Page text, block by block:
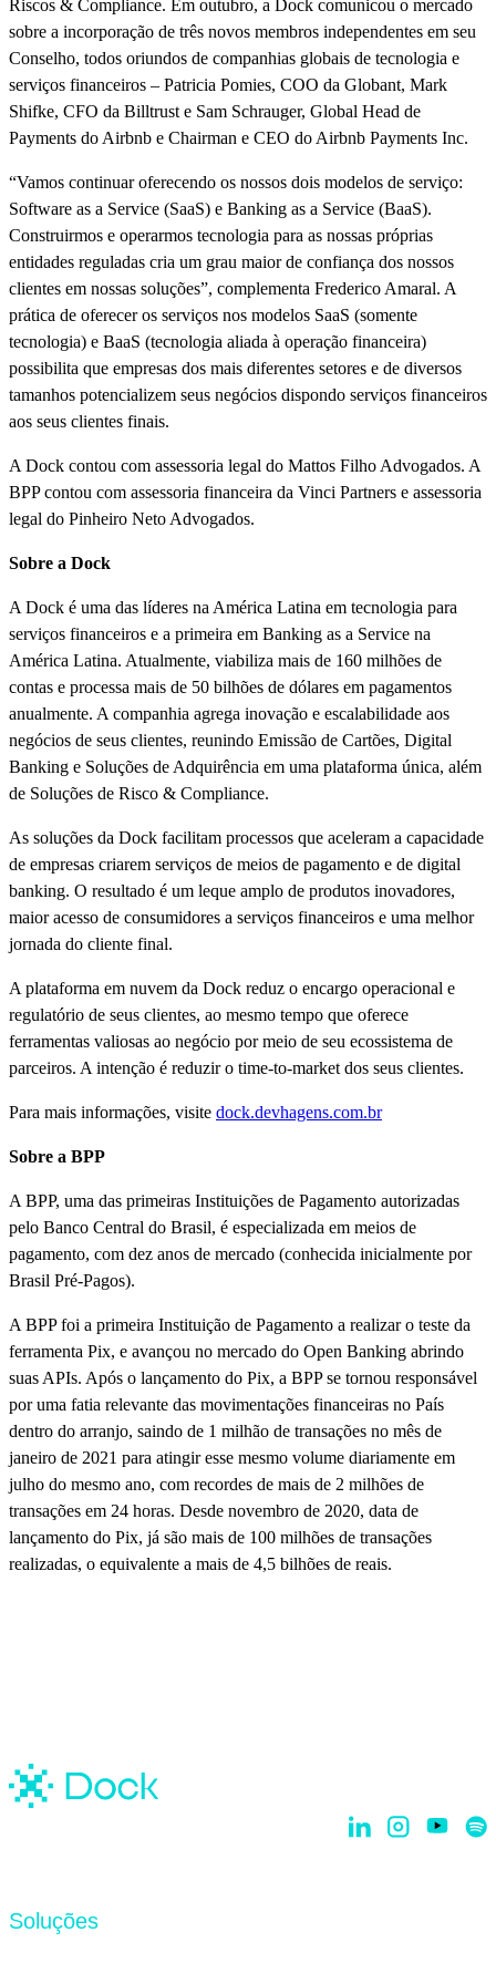
Riscos & Compliance. Em outubro, a Dock comunicou o mercado
sobre a incorporação de três novos membros independentes em seu
Conselho, todos oriundos de companhias globais de tecnologia e
serviços financeiros – Patricia Pomies, COO da Globant, Mark
Shifke, CFO da Billtrust e Sam Schrauger, Global Head de
Payments do Airbnb e Chairman e CEO do Airbnb Payments Inc.
“Vamos continuar oferecendo os nossos dois modelos de serviço:
Software as a Service (SaaS) e Banking as a Service (BaaS).
Construirmos e operarmos tecnologia para as nossas próprias
entidades reguladas cria um grau maior de confiança dos nossos
clientes em nossas soluções”, complementa Frederico Amaral. A
prática de oferecer os serviços nos modelos SaaS (somente
tecnologia) e BaaS (tecnologia aliada à operação financeira)
possibilita que empresas dos mais diferentes setores e de diversos
tamanhos potencializem seus negócios dispondo serviços financeiros
aos seus clientes finais.
A Dock contou com assessoria legal do Mattos Filho Advogados. A
BPP contou com assessoria financeira da Vinci Partners e assessoria
legal do Pinheiro Neto Advogados.
Sobre a Dock
A Dock é uma das líderes na América Latina em tecnologia para
serviços financeiros e a primeira em Banking as a Service na
América Latina. Atualmente, viabiliza mais de 160 milhões de
contas e processa mais de 50 bilhões de dólares em pagamentos
anualmente. A companhia agrega inovação e escalabilidade aos
negócios de seus clientes, reunindo Emissão de Cartões, Digital
Banking e Soluções de Adquirência em uma plataforma única, além
de Soluções de Risco & Compliance.
As soluções da Dock facilitam processos que aceleram a capacidade
de empresas criarem serviços de meios de pagamento e de digital
banking. O resultado é um leque amplo de produtos inovadores,
maior acesso de consumidores a serviços financeiros e uma melhor
jornada do cliente final.
A plataforma em nuvem da Dock reduz o encargo operacional e
regulatório de seus clientes, ao mesmo tempo que oferece
ferramentas valiosas ao negócio por meio de seu ecossistema de
parceiros. A intenção é reduzir o time-to-market dos seus clientes.
Para mais informações, visite dock.devhagens.com.br
Sobre a BPP
A BPP, uma das primeiras Instituições de Pagamento autorizadas
pelo Banco Central do Brasil, é especializada em meios de
pagamento, com dez anos de mercado (conhecida inicialmente por
Brasil Pré-Pagos).
A BPP foi a primeira Instituição de Pagamento a realizar o teste da
ferramenta Pix, e avançou no mercado do Open Banking abrindo
suas APIs. Após o lançamento do Pix, a BPP se tornou responsável
por uma fatia relevante das movimentações financeiras no País
dentro do arranjo, saindo de 1 milhão de transações no mês de
janeiro de 2021 para atingir esse mesmo volume diariamente em
julho do mesmo ano, com recordes de mais de 2 milhões de
transações em 24 horas. Desde novembro de 2020, data de
lançamento do Pix, já são mais de 100 milhões de transações
realizadas, o equivalente a mais de 4,5 bilhões de reais.
Soluções